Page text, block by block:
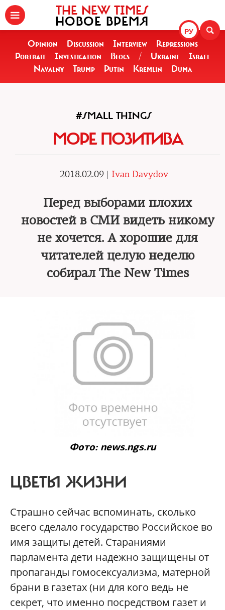
РУ
THE NEW TIMES
НОВОЕ ВРЕМЯ
Opinion Discussion Interview
Repressions
Portrait
Investigation Blogs / Ukraine
Israel
Navalny
Trump Putin Kremlin Duma
#SMALL THINGS
МОРЕ ПОЗИТИВА
2018.02.09 | Ivan Davydov
Перед выборами плохих
новостей в СМИ видеть никому
не хочется. А хорошие для
читателей целую неделю
собирал The New Times
Фото: news.ngs.ru
ЦВЕТЫ ЖИЗНИ
Страшно сейчас вспоминать, сколько
всего сделало государство Российское во
имя защиты детей. Стараниями
парламента дети надежно защищены от
пропаганды гомосексуализма, матерной
брани в газетах (ни для кого ведь не
секрет, что именно посредством газет и